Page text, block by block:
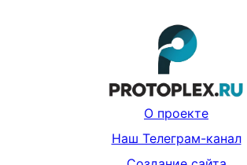
О проекте
Наш Телеграм-канал